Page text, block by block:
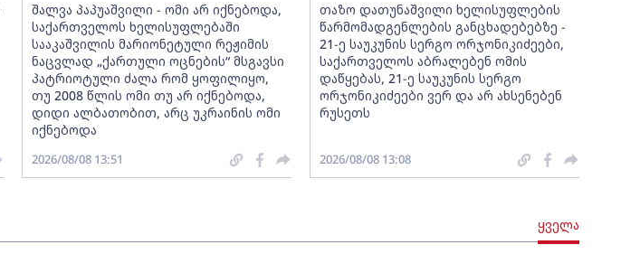
შალვა პაპუაშვილი - ომი არ იქნებოდა,
საქართველოს ხელისუფლებაში
სააკაშვილის მარიონეტული რეჟიმის
ნაცვლად „ქართული ოცნების“ მსგავსი
პატრიოტული ძალა რომ ყოფილიყო,
თუ 2008 წლის ომი თუ არ იქნებოდა,
დიდი ალბათობით, არც უკრაინის ომი
იქნებოდა
2026/08/08 13:51
თაზო დათუნაშვილი ხელისუფლების
წარმომადგენლების განცხადებებზე -
21-ე საუკუნის სერგო ორჯონიკიძეები,
საქართველოს აბრალებენ ომის
დაწყებას, 21-ე საუკუნის სერგო
ორჯონიკიძეები ვერ და არ ახსენებენ
რუსეთს
2026/08/08 13:08
ყველა